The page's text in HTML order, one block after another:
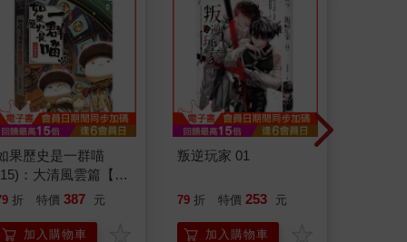
果歷史是一群喵
：大清風雲篇【萌
漫畫學歷史】
折 特價 387 元
加入購物車
叛逆玩家 01
79 折 特價 253 元
加入購物車